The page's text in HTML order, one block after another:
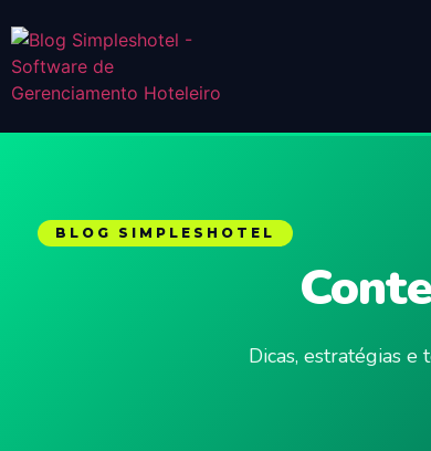
BLOG SIMPLESHOTEL
Dicas, estratégias